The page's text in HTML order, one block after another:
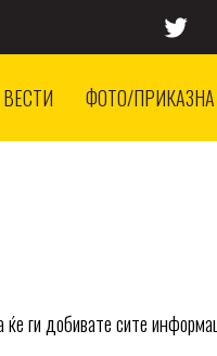
ВЕСТИ ФОТО/ПРИКАЗНА
ги добивате сите